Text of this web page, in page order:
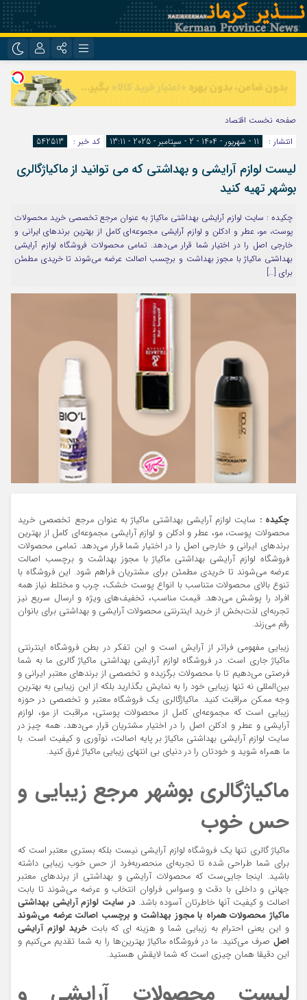
اینستاگرام
تلگرام
نام کاربری یا نشانی ایمیل
رمز عبور
مرا به خاطر بسپار
صفحه نخست اقتصاد
انتشار :
11 - شهریور - 1404 - 2 - سپتامبر - 2025 - 13:11 کد خبر : 542513
لیست لوازم آرایشی و بهداشتی که می توانید از ماکیاژگالری
بوشهر تهیه کنید
چکیده : سایت لوازم آرایشی بهداشتی ماکیاژ به عنوان مرجع تخصصی خرید محصولات
پوست، مو، عطر و ادکلن و لوازم آرایشی مجموعه‌ای کامل از بهترین برندهای ایرانی و
خارجی اصل را در اختیار شما قرار می‌دهد. تمامی محصولات فروشگاه لوازم آرایشی
بهداشتی ماکیاژ با مجوز بهداشت و برچسب اصالت عرضه می‌شوند تا خریدی مطمئن
برای […]
چکیده: سایت لوازم آرایشی بهداشتی ماکیاژ به عنوان مرجع تخصصی خرید
محصولات پوست، مو، عطر و ادکلن و لوازم آرایشی مجموعه‌ای کامل از بهترین
برندهای ایرانی و خارجی اصل را در اختیار شما قرار می‌دهد. تمامی محصولات
فروشگاه لوازم آرایشی بهداشتی ماکیاژ با مجوز بهداشت و برچسب اصالت
عرضه می‌شوند تا خریدی مطمئن برای مشتریان فراهم شود. این فروشگاه با
تنوع بالای محصولات متناسب با انواع پوست خشک، چرب و مختلط نیاز همه
افراد را پوشش می‌دهد. قیمت مناسب، تخفیف‌های ویژه و ارسال سریع نیز
تجربه‌ای لذت‌بخش از خرید اینترنتی محصولات آرایشی و بهداشتی برای بانوان
رقم می‌زند.
زیبایی مفهومی فراتر از آرایش است و این تفکر در بطن فروشگاه اینترنتی
ماکیاژ جاری است. در فروشگاه لوازم آرایشی بهداشتی ماکیاژ گالری ما به شما
فرصتی می‌دهیم تا با محصولات برگزیده و تخصصی از برندهای معتبر ایرانی و
بین‌المللی نه تنها زیبایی خود را به نمایش بگذارید بلکه از این زیبایی به بهترین
وجه ممکن مراقبت کنید. ماکیاژگالری یک فروشگاه معتبر و تخصصی در حوزه
زیبایی است که مجموعه‌ای کامل از محصولات پوستی، مراقبت از مو، لوازم
آرایشی و عطر و ادکلن اصل را در اختیار مشتریان قرار می‌دهد. همه چیز در
سایت لوازم آرایشی بهداشتی ماکیاژ بر پایه اصالت، نوآوری و کیفیت است. با
ما همراه شوید و خودتان را در دنیای بی انتهای زیبایی ماکیاژ غرق کنید.
ماکیاژگالری بوشهر مرجع زیبایی و
حس خوب
ماکیاژ گالری تنها یک فروشگاه لوازم آرایشی نیست بلکه بستری معتبر است که
برای شما طراحی شده تا تجربه‌ای منحصربه‌فرد از حس خوب زیبایی داشته
باشید. اینجا جایی‌ست که محصولات آرایشی و بهداشتی از برندهای معتبر
جهانی و داخلی با دقت و وسواس فراوان انتخاب و عرضه می‌شوند تا بابت
اصالت و کیفیت آنها خاطرتان آسوده باشد.در سایت لوازم آرایشی بهداشتی
ماکیاژ محصولات همراه با مجوز بهداشت و برچسب اصالت عرضه می‌شوند
و این یعنی احترام به زیبایی شما و هزینه ای که بابتخرید لوازم آرایشی
اصل صرف می‌کنید. ما در فروشگاه ماکیاژ بهترین‌ها را به شما تقدیم می‌کنیم و
این دقیقا همان چیزی است که شما لایقش هستید.